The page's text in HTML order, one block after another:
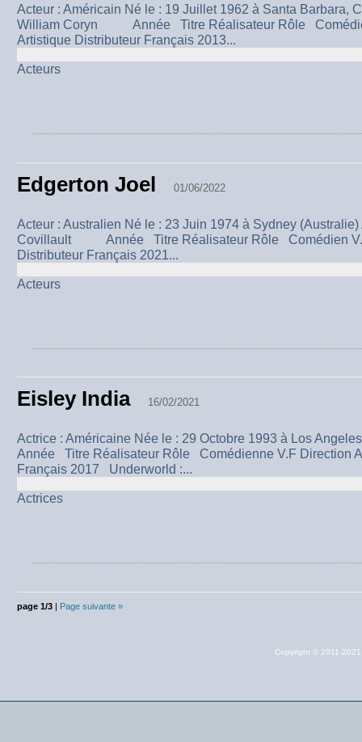
Acteur : Américain Né le : 19 Juillet 1962 à Santa Barbara,
William Coryn Année Titre Réalisateur Rôle
Artistique Distributeur Français 2013...
Acteurs
Edgerton Joel 01/06/2022
Acteur : Australien Né le : 23 Juin 1974 à Sydney
Covillault Année Titre Réalisateur Rôle Comédien
Distributeur Français 2021...
Acteurs
Eisley India 16/02/2021
Actrice : Américaine Née le : 29 Octobre 1993 à Los
Année Titre Réalisateur Rôle Comédienne V.F Direction
Français 2017 Underworld :...
Actrices
page 1/3 | Page suivante »
Copyright © 2011-